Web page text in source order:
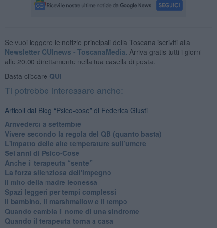
Se vuoi leggere le notizie principali della Toscana iscriviti alla
Newsletter QUInews - ToscanaMedia. Arriva gratis tutti i giorni
alle 20:00 direttamente nella tua casella di posta.
Basta cliccare QUI
Ti potrebbe interessare anche:
Articoli dal Blog “Psico-cose” di Federica Giusti
​Arrivederci a settembre
​Vivere secondo la regola del QB (quanto basta)
​L'impatto delle alte temperature sull’umore
Sei anni di Psico-Cose
​Anche il terapeuta “sente”
​La forza silenziosa dell'impegno
​Il mito della madre leonessa
Spazi leggeri per tempi complessi
Il bambino, il marshmallow e il tempo
​Quando cambia il nome di una sindrome
​Quando il terapeuta torna a casa